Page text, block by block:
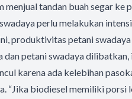
menjual tandan buah segar
perlu melakukan
produktivitas petani
petani swadaya dilibatkan,
karena ada kelebihan
“Jika biodiesel memiliki porsi